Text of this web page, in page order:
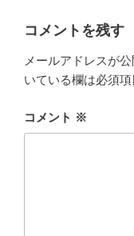
コメントを残す
メールアドレスが
いている欄は必須
コメント ※